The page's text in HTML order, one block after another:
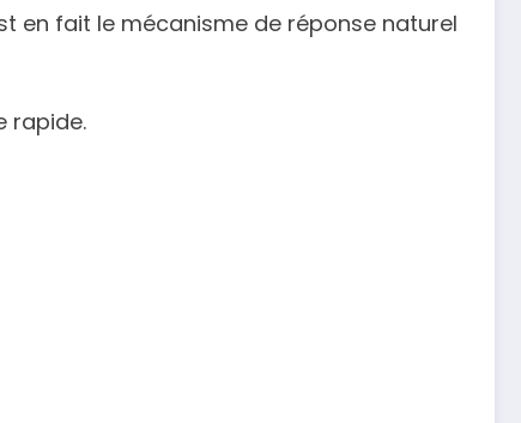
en fait le mécanisme de réponse naturel
rapide.